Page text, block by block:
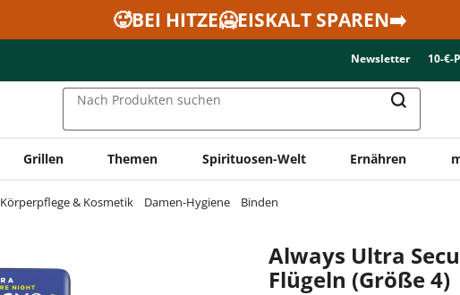
🥵BEI HITZE🥶EISKALT SPAREN➡️
Newsletter 10-€-
Nach Produkten suchen
Grillen Themen Spirituosen-Welt Ernähren
Körperpflege & Kosmetik Damen-Hygiene Binden
Always Ultra
Flügeln (Größe 4)